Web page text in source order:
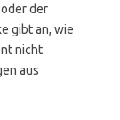
der
gibt an, wie
nicht
aus